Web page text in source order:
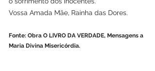
Vossa Amada Mãe, Rainha das Dores.
Fonte: Obra O LIVRO DA VERDADE, Mensagens a
Maria Divina Misericórdia.